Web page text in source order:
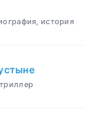
история